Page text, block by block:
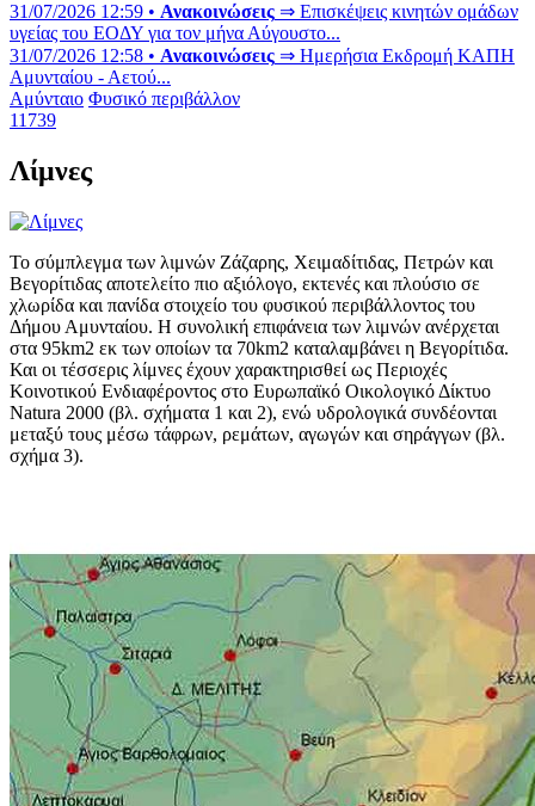
31/07/2026 12:59 • Ανακοινώσεις ⇒ Επισκέψεις κινητών ομάδων
υγείας του ΕΟΔΥ για τον μήνα Αύγουστο...
31/07/2026 12:58 • Ανακοινώσεις ⇒ Ημερήσια Εκδρομή ΚΑΠΗ
Αμυνταίου - Αετού...
Αμύνταιο Φυσικό περιβάλλον
11739
Λίμνες
Το σύμπλεγμα των λιμνών Ζάζαρης, Χειμαδίτιδας, Πετρών και
Βεγορίτιδας αποτελείτο πιο αξιόλογο, εκτενές και πλούσιο σε
χλωρίδα και πανίδα στοιχείο του φυσικού περιβάλλοντος του
Δήμου Αμυνταίου. Η συνολική επιφάνεια των λιμνών ανέρχεται
στα 95km2 εκ των οποίων τα 70km2 καταλαμβάνει η Βεγορίτιδα.
Και οι τέσσερις λίμνες έχουν χαρακτηρισθεί ως Περιοχές
Κοινοτικού Ενδιαφέροντος στο Ευρωπαϊκό Οικολογικό Δίκτυο
Natura 2000 (βλ. σχήματα 1 και 2), ενώ υδρολογικά συνδέονται
μεταξύ τους μέσω τάφρων, ρεμάτων, αγωγών και σηράγγων (βλ.
σχήμα 3).